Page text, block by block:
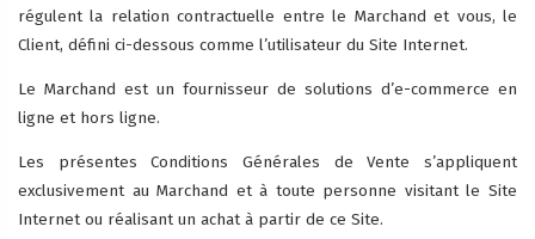
régulent la relation contractuelle entre le Marchand et vous, le
Client, défini ci-dessous comme l’utilisateur du Site Internet.
Le Marchand est un fournisseur de solutions d’e-commerce en
ligne et hors ligne.
Les présentes Conditions Générales de Vente s’appliquent
exclusivement au Marchand et à toute personne visitant le Site
Internet ou réalisant un achat à partir de ce Site.